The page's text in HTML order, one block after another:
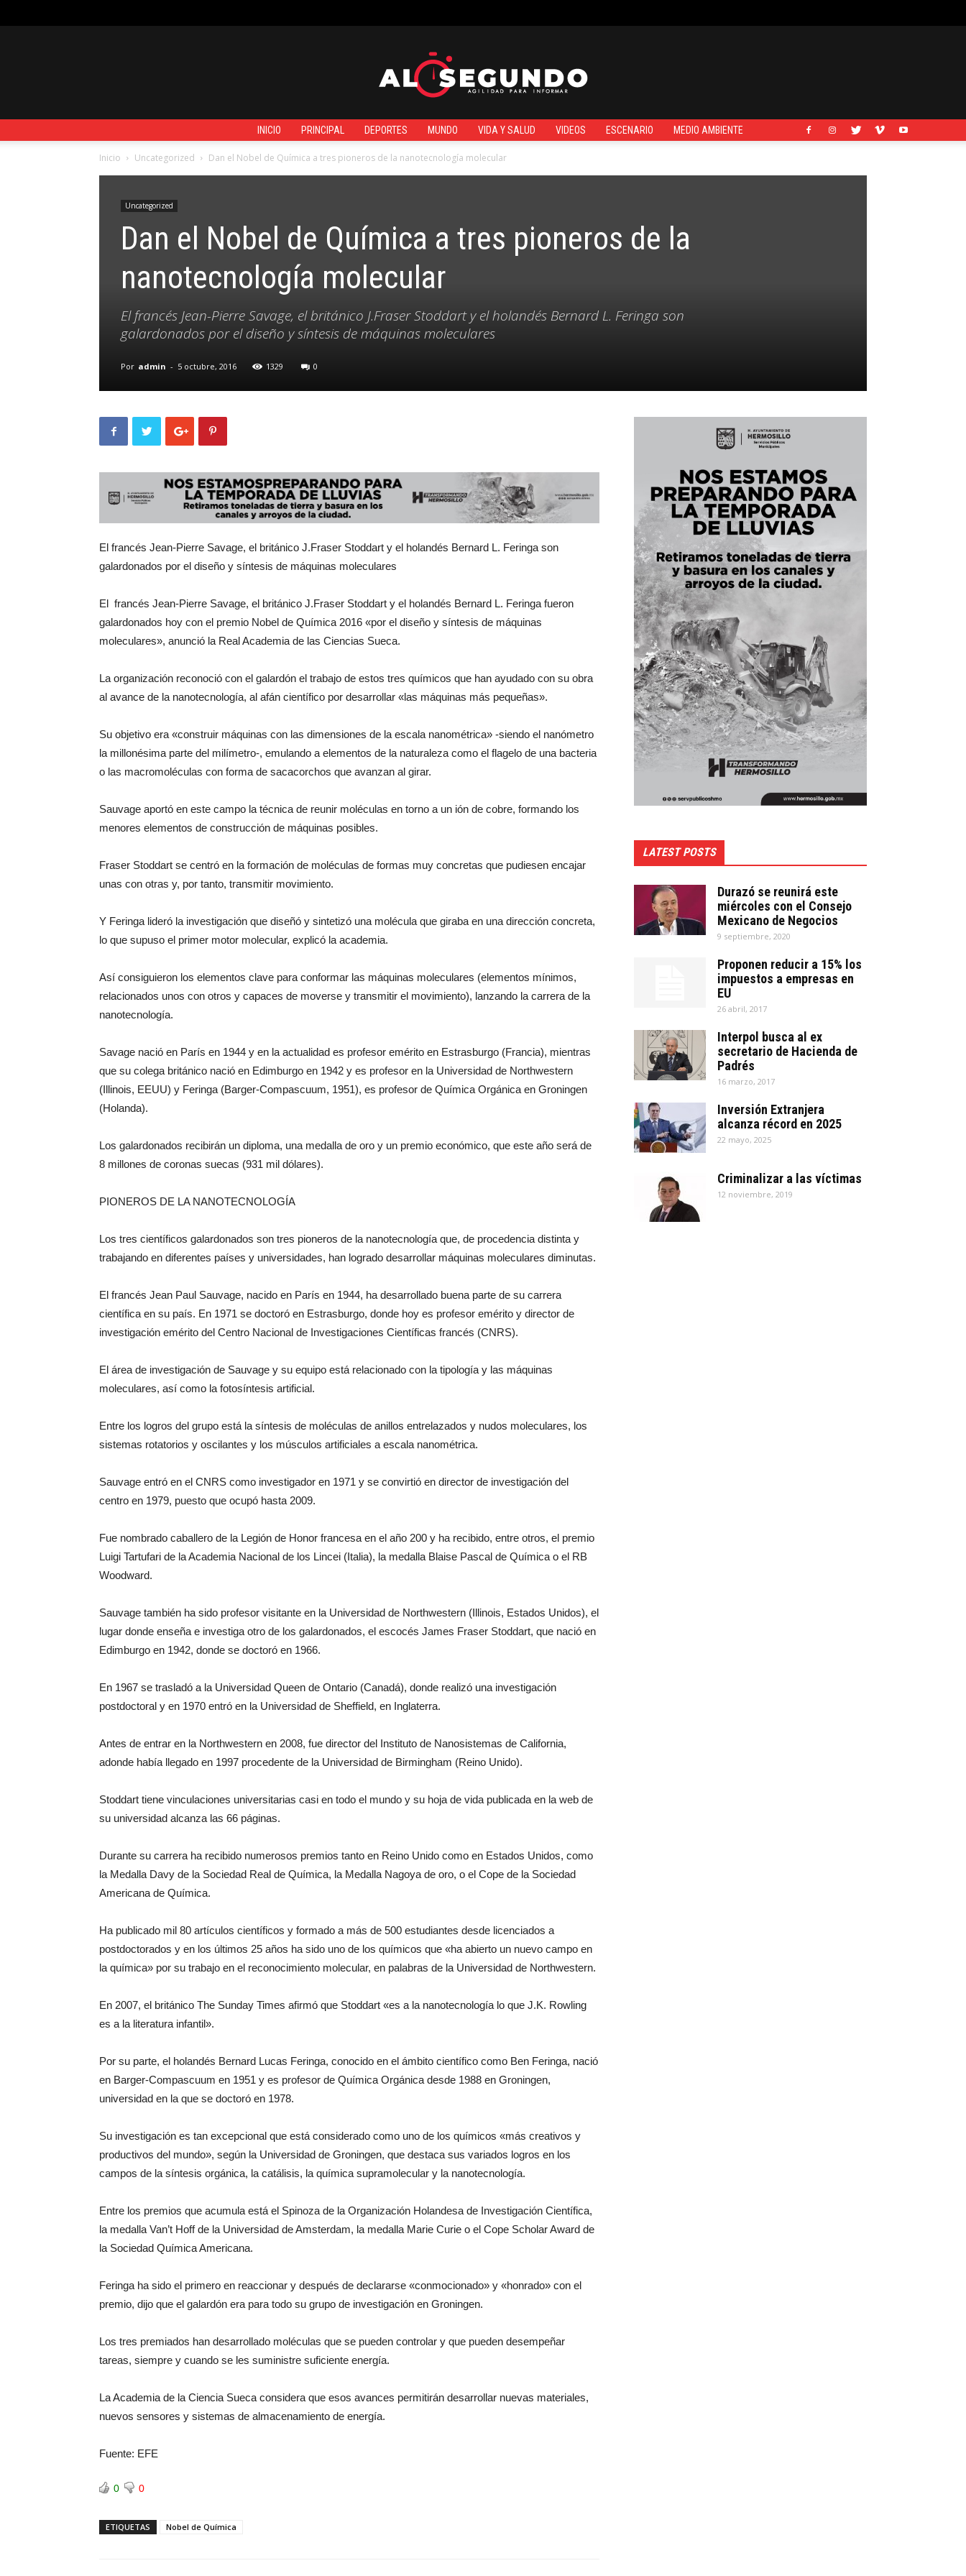
Segundo
INICIO PRINCIPAL DEPORTES MUNDO VIDA Y SALUD VIDEOS ESCENARIO MEDIO AMBIENTE
Inicio Uncategorized Dan el Nobel de Química a tres pioneros de la nanotecnología molecular
Uncategorized
Dan el Nobel de Química a tres pioneros de la
nanotecnología molecular
El francés Jean-Pierre Savage, el británico J.Fraser Stoddart y el holandés Bernard L. Feringa son
galardonados por el diseño y síntesis de máquinas moleculares
Por admin - 5 octubre, 2016 1329 0
El francés Jean-Pierre Savage, el británico J.Fraser Stoddart y el holandés Bernard L. Feringa son
galardonados por el diseño y síntesis de máquinas moleculares
El francés Jean-Pierre Savage, el británico J.Fraser Stoddart y el holandés Bernard L. Feringa fueron
galardonados hoy con el premio Nobel de Química 2016 «por el diseño y síntesis de máquinas
moleculares», anunció la Real Academia de las Ciencias Sueca.
La organización reconoció con el galardón el trabajo de estos tres químicos que han ayudado con su obra
al avance de la nanotecnología, al afán científico por desarrollar «las máquinas más pequeñas».
Su objetivo era «construir máquinas con las dimensiones de la escala nanométrica» -siendo el nanómetro
la millonésima parte del milímetro-, emulando a elementos de la naturaleza como el flagelo de una bacteria
o las macromoléculas con forma de sacacorchos que avanzan al girar.
Sauvage aportó en este campo la técnica de reunir moléculas en torno a un ión de cobre, formando los
menores elementos de construcción de máquinas posibles.
Fraser Stoddart se centró en la formación de moléculas de formas muy concretas que pudiesen encajar
unas con otras y, por tanto, transmitir movimiento.
Y Feringa lideró la investigación que diseñó y sintetizó una molécula que giraba en una dirección concreta,
lo que supuso el primer motor molecular, explicó la academia.
Así consiguieron los elementos clave para conformar las máquinas moleculares (elementos mínimos,
relacionados unos con otros y capaces de moverse y transmitir el movimiento), lanzando la carrera de la
nanotecnología.
Savage nació en París en 1944 y en la actualidad es profesor emérito en Estrasburgo (Francia), mientras
que su colega británico nació en Edimburgo en 1942 y es profesor en la Universidad de Northwestern
(Illinois, EEUU) y Feringa (Barger-Compascuum, 1951), es profesor de Química Orgánica en Groningen
(Holanda).
Los galardonados recibirán un diploma, una medalla de oro y un premio económico, que este año será de
8 millones de coronas suecas (931 mil dólares).
PIONEROS DE LA NANOTECNOLOGÍA
Los tres científicos galardonados son tres pioneros de la nanotecnología que, de procedencia distinta y
trabajando en diferentes países y universidades, han logrado desarrollar máquinas moleculares diminutas.
El francés Jean Paul Sauvage, nacido en París en 1944, ha desarrollado buena parte de su carrera
científica en su país. En 1971 se doctoró en Estrasburgo, donde hoy es profesor emérito y director de
investigación emérito del Centro Nacional de Investigaciones Científicas francés (CNRS).
El área de investigación de Sauvage y su equipo está relacionado con la tipología y las máquinas
moleculares, así como la fotosíntesis artificial.
Entre los logros del grupo está la síntesis de moléculas de anillos entrelazados y nudos moleculares, los
sistemas rotatorios y oscilantes y los músculos artificiales a escala nanométrica.
Sauvage entró en el CNRS como investigador en 1971 y se convirtió en director de investigación del
centro en 1979, puesto que ocupó hasta 2009.
Fue nombrado caballero de la Legión de Honor francesa en el año 200 y ha recibido, entre otros, el premio
Luigi Tartufari de la Academia Nacional de los Lincei (Italia), la medalla Blaise Pascal de Química o el RB
Woodward.
Sauvage también ha sido profesor visitante en la Universidad de Northwestern (Illinois, Estados Unidos), el
lugar donde enseña e investiga otro de los galardonados, el escocés James Fraser Stoddart, que nació en
Edimburgo en 1942, donde se doctoró en 1966.
En 1967 se trasladó a la Universidad Queen de Ontario (Canadá), donde realizó una investigación
postdoctoral y en 1970 entró en la Universidad de Sheffield, en Inglaterra.
Antes de entrar en la Northwestern en 2008, fue director del Instituto de Nanosistemas de California,
adonde había llegado en 1997 procedente de la Universidad de Birmingham (Reino Unido).
Stoddart tiene vinculaciones universitarias casi en todo el mundo y su hoja de vida publicada en la web de
su universidad alcanza las 66 páginas.
Durante su carrera ha recibido numerosos premios tanto en Reino Unido como en Estados Unidos, como
la Medalla Davy de la Sociedad Real de Química, la Medalla Nagoya de oro, o el Cope de la Sociedad
Americana de Química.
Ha publicado mil 80 artículos científicos y formado a más de 500 estudiantes desde licenciados a
postdoctorados y en los últimos 25 años ha sido uno de los químicos que «ha abierto un nuevo campo en
la química» por su trabajo en el reconocimiento molecular, en palabras de la Universidad de Northwestern.
En 2007, el británico The Sunday Times afirmó que Stoddart «es a la nanotecnología lo que J.K. Rowling
es a la literatura infantil».
Por su parte, el holandés Bernard Lucas Feringa, conocido en el ámbito científico como Ben Feringa, nació
en Barger-Compascuum en 1951 y es profesor de Química Orgánica desde 1988 en Groningen,
universidad en la que se doctoró en 1978.
Su investigación es tan excepcional que está considerado como uno de los químicos «más creativos y
productivos del mundo», según la Universidad de Groningen, que destaca sus variados logros en los
campos de la síntesis orgánica, la catálisis, la química supramolecular y la nanotecnología.
Entre los premios que acumula está el Spinoza de la Organización Holandesa de Investigación Científica,
la medalla Van’t Hoff de la Universidad de Amsterdam, la medalla Marie Curie o el Cope Scholar Award de
la Sociedad Química Americana.
Feringa ha sido el primero en reaccionar y después de declararse «conmocionado» y «honrado» con el
premio, dijo que el galardón era para todo su grupo de investigación en Groningen.
Los tres premiados han desarrollado moléculas que se pueden controlar y que pueden desempeñar
tareas, siempre y cuando se les suministre suficiente energía.
La Academia de la Ciencia Sueca considera que esos avances permitirán desarrollar nuevas materiales,
nuevos sensores y sistemas de almacenamiento de energía.
Fuente: EFE
0 0
ETIQUETAS Nobel de Química
LATEST POSTS
Durazó se reunirá este
miércoles con el Consejo
Mexicano de Negocios
9 septiembre, 2020
Proponen reducir a 15% los
impuestos a empresas en
EU
26 abril, 2017
Interpol busca al ex
secretario de Hacienda de
Padrés
16 marzo, 2017
Inversión Extranjera
alcanza récord en 2025
22 mayo, 2025
Criminalizar a las víctimas
12 noviembre, 2019